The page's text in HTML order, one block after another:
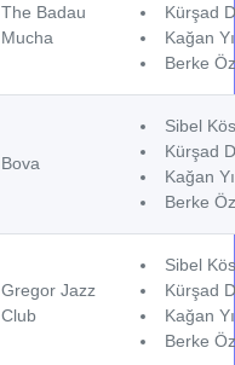
The Badau
Mucha
Kürşad
Kağan
Berke
Bova
Sibel
Kürşad
Kağan
Berke
Gregor Jazz
Club
Sibel
Kürşad
Kağan
Berke